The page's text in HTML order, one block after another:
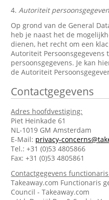
4.Autoriteit
Op grond van de General
heb je naast het de
dienen, het recht om een
Autoriteit Persoonsgegevens
persoonsgegevens. Je kan
de Autoriteit
Contactgegevens
Adres hoofdvestiging:
Piet Heinkade 61
NL-1019 GM Amsterdam
E-Mail: privacy-
Tel.: +31 (0)53 4805866
Fax: +31 (0)53 4805861
Contactgegevens
Takeaway.com Functionaris
Council - Takeaway.com